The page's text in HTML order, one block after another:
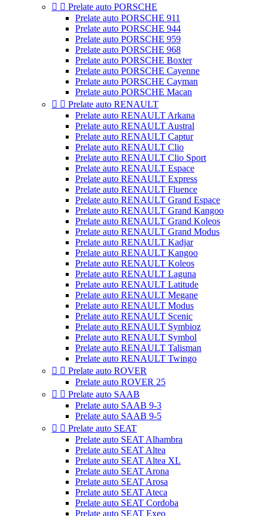
  Prelate auto PORSCHE
Prelate auto PORSCHE 911
Prelate auto PORSCHE 944
Prelate auto PORSCHE 959
Prelate auto PORSCHE 968
Prelate auto PORSCHE Boxter
Prelate auto PORSCHE Cayenne
Prelate auto PORSCHE Cayman
Prelate auto PORSCHE Macan
  Prelate auto RENAULT
Prelate auto RENAULT Arkana
Prelate auto RENAULT Austral
Prelate auto RENAULT Captur
Prelate auto RENAULT Clio
Prelate auto RENAULT Clio Sport
Prelate auto RENAULT Espace
Prelate auto RENAULT Express
Prelate auto RENAULT Fluence
Prelate auto RENAULT Grand Espace
Prelate auto RENAULT Grand Kangoo
Prelate auto RENAULT Grand Koleos
Prelate auto RENAULT Grand Modus
Prelate auto RENAULT Kadjar
Prelate auto RENAULT Kangoo
Prelate auto RENAULT Koleos
Prelate auto RENAULT Laguna
Prelate auto RENAULT Latitude
Prelate auto RENAULT Megane
Prelate auto RENAULT Modus
Prelate auto RENAULT Scenic
Prelate auto RENAULT Symbioz
Prelate auto RENAULT Symbol
Prelate auto RENAULT Talisman
Prelate auto RENAULT Twingo
  Prelate auto ROVER
Prelate auto ROVER 25
  Prelate auto SAAB
Prelate auto SAAB 9-3
Prelate auto SAAB 9-5
  Prelate auto SEAT
Prelate auto SEAT Alhambra
Prelate auto SEAT Altea
Prelate auto SEAT Altea XL
Prelate auto SEAT Arona
Prelate auto SEAT Arosa
Prelate auto SEAT Ateca
Prelate auto SEAT Cordoba
Prelate auto SEAT Exeo